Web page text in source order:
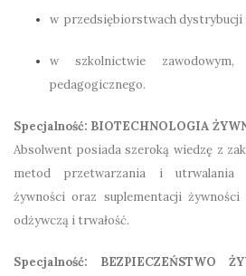
w przedsiębiorstwach dystrybucji
w szkolnictwie
pedagogicznego.
Specjalność: BIOTECHNOLOGIA
Absolwent posiada szeroką wiedzę z
metod przetwarzania i utrwalania
żywności oraz suplementacji żywności
odżywczą i trwałość.
Specjalność: BEZPIECZEŃSTWO